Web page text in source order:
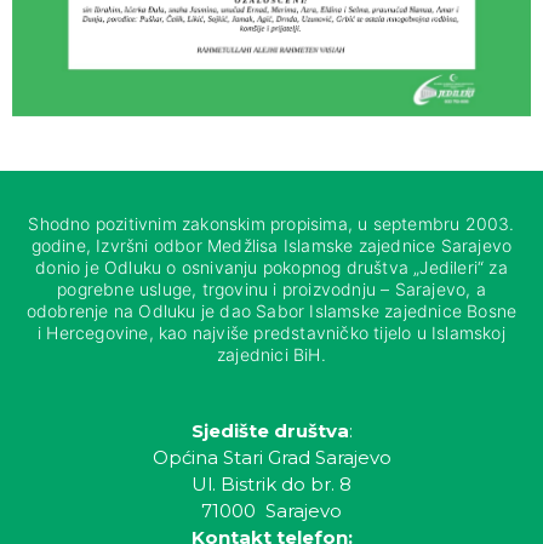
Shodno pozitivnim zakonskim propisima, u septembru 2003.
godine, Izvršni odbor Medžlisa Islamske zajednice Sarajevo
donio je Odluku o osnivanju pokopnog društva „Jedileri“ za
pogrebne usluge, trgovinu i proizvodnju – Sarajevo, a
odobrenje na Odluku je dao Sabor Islamske zajednice Bosne
i Hercegovine, kao najviše predstavničko tijelo u Islamskoj
zajednici BiH.
Sjedište društva:
Općina Stari Grad Sarajevo
Ul. Bistrik do br. 8
71000 Sarajevo
Kontakt telefon: